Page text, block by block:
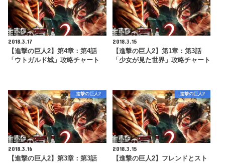
2018.3.17
【進撃の巨人2】第4章：第4話
「ウトガルド城」攻略チャート
2018.3.15
【進撃の巨人2】第1章：第3話
「少女が見た世界」攻略チャート
進撃の巨人2
2018.3.16
【進撃の巨人2】第3章：第3話
進撃の巨人2
2018.3.15
【進撃の巨人2】フレンドとスト